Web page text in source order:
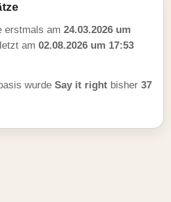
erstmals am 24.03.2026 um
am 02.08.2026 um 17:53
wurde Say it right bisher 37